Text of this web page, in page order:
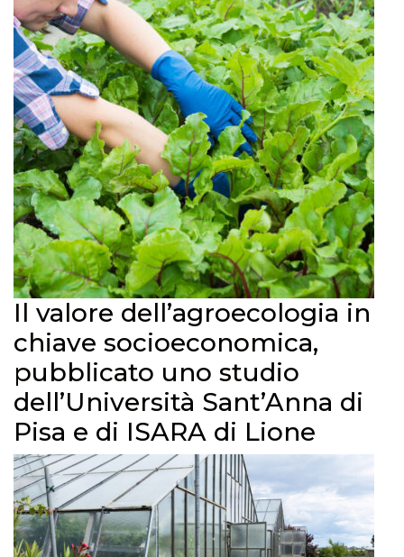
Il valore dell’agroecologia in
chiave socioeconomica,
pubblicato uno studio
dell’Università Sant’Anna di
Pisa e di ISARA di Lione